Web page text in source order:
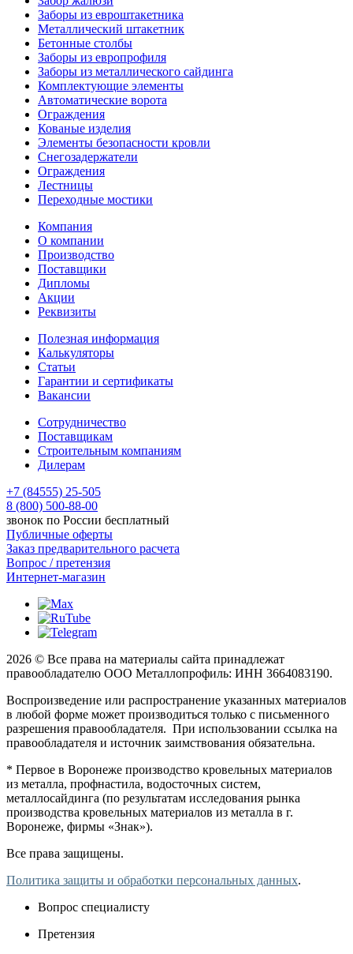
Заборы из евроштакетника
Металлический штакетник
Бетонные столбы
Заборы из европрофиля
Заборы из металлического сайдинга
Комплектующие элементы
Автоматические ворота
Ограждения
Кованые изделия
Элементы безопасности кровли
Снегозадержатели
Ограждения
Лестницы
Переходные мостики
Компания
О компании
Производство
Поставщики
Дипломы
Акции
Реквизиты
Полезная информация
Калькуляторы
Статьи
Гарантии и сертификаты
Вакансии
Сотрудничество
Поставщикам
Строительным компаниям
Дилерам
+7 (84555) 25-505
8 (800) 500-88-00
звонок по России бесплатный
Публичные оферты
Заказ предварительного расчета
Вопрос / претензия
Интернет-магазин
2026 © Все права на материалы сайта принадлежат
правообладателю ООО Металлопрофиль: ИНН 3664083190.
Воспроизведение или распространение указанных материалов
в любой форме может производиться только с письменного
разрешения правообладателя. При использовании ссылка на
правообладателя и источник заимствования обязательна.
* Первое в Воронеже производство кровельных материалов
из металла, профнастила, водосточных систем,
металлосайдинга (по результатам исследования рынка
производства кровельных материалов из металла в г.
Воронеже, фирмы «Знак»).
Все права защищены.
Политика защиты и обработки персональных данных.
Вопрос специалисту
Претензия